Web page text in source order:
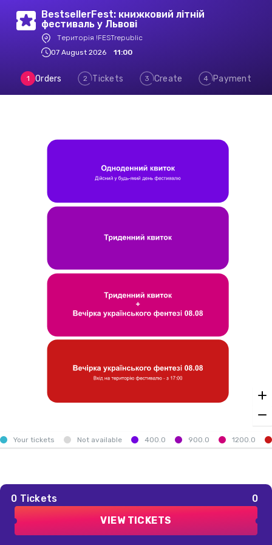
BestsellerFest: книжковий літній
фестиваль у Львові
Територія !FESTrepublic
07 August 2026
11:00
Your tickets Not available 400.0 900.0 1200.0
1 Orders 2 Tickets 3 Create 4 Payment
0 Tickets 0
VIEW TICKETS